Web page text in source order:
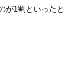
が1割といったと